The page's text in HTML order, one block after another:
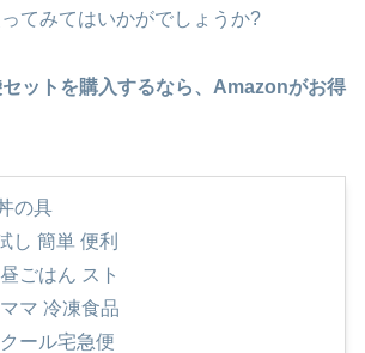
ってみてはいかがでしょうか?
ットを購入するなら、Amazonがお得
の具
し 簡単 便利
ごはん スト
マ 冷凍食品
ール宅急便